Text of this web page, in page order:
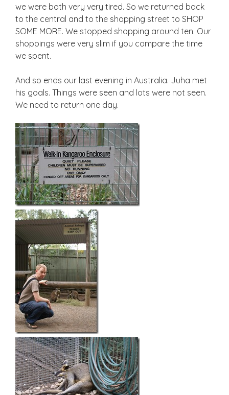
we were both very very tired. So we returned back
to the central and to the shopping street to SHOP
SOME MORE. We stopped shopping around ten. Our
shoppings were very slim if you compare the time
we spent.
And so ends our last evening in Australia. Juha met
his goals. Things were seen and lots were not seen.
We need to return one day.